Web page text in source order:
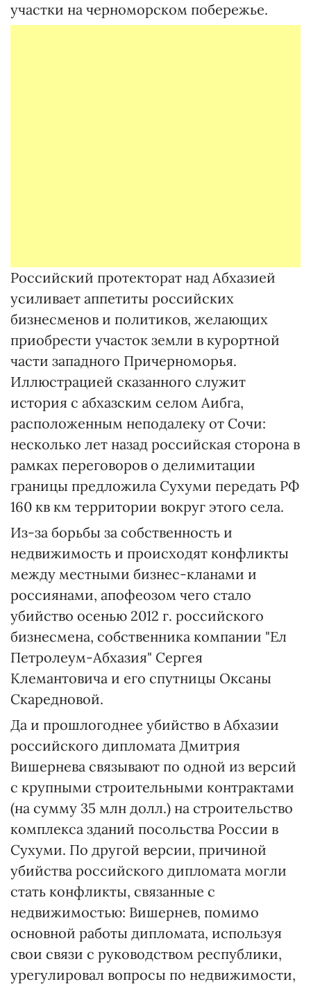
участки на черноморском побережье.
Российский протекторат над Абхазией
усиливает аппетиты российских
бизнесменов и политиков, желающих
приобрести участок земли в курортной
части западного Причерноморья.
Иллюстрацией сказанного служит
история с абхазским селом Аибга,
расположенным неподалеку от Сочи:
несколько лет назад российская сторона в
рамках переговоров о делимитации
границы предложила Сухуми передать РФ
160 кв км территории вокруг этого села.
Из-за борьбы за собственность и
недвижимость и происходят конфликты
между местными бизнес-кланами и
россиянами, апофеозом чего стало
убийство осенью 2012 г. российского
бизнесмена, собственника компании "Ел
Петролеум-Абхазия" Сергея
Клемантовича и его спутницы Оксаны
Скаредновой.
Да и прошлогоднее убийство в Абхазии
российского дипломата Дмитрия
Вишернева связывают по одной из версий
с крупными строительными контрактами
(на сумму 35 млн долл.) на строительство
комплекса зданий посольства России в
Сухуми. По другой версии, причиной
убийства российского дипломата могли
стать конфликты, связанные с
недвижимостью: Вишернев, помимо
основной работы дипломата, используя
свои связи с руководством республики,
урегулировал вопросы по недвижимости,